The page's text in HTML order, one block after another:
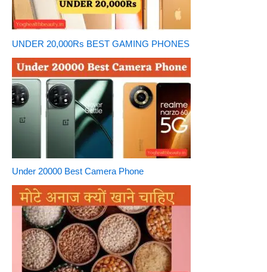
UNDER 20,000Rs BEST GAMING PHONES
Under 20000 Best Camera Phone